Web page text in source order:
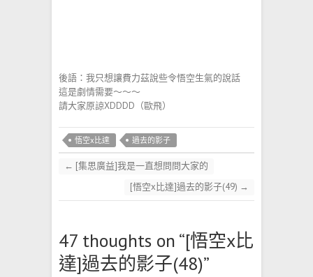
後語：我只想讓費力茲說些令悟空生氣的說話
這是劇情需要～～～
請大家原諒XDDDD（歐飛）
悟空x比達 過去的影子
← [集思廣益]我是一直想問問大家的
[悟空x比達]過去的影子(49) →
47 thoughts on “[悟空x比
達]過去的影子(48)”